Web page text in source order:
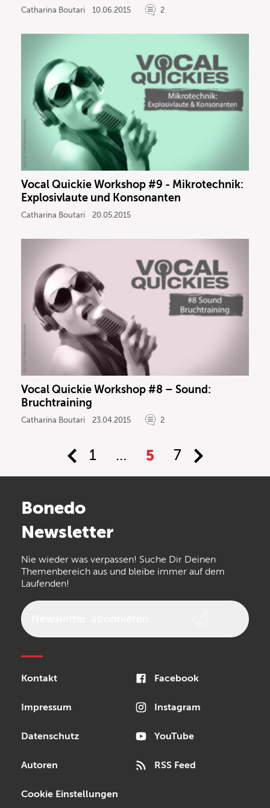
Catharina Boutari 10.06.2015 2
Vocal Quickie Workshop #9 - Mikrotechnik:
Explosivlaute und Konsonanten
Catharina Boutari 20.05.2015
Vocal Quickie Workshop #8 – Sound:
Bruchtraining
Catharina Boutari 23.04.2015 2
1 … 5 7
Bonedo
Newsletter
Nie wieder was verpassen! Suche Dir Deinen
Themenbereich aus und bleibe immer auf dem
Laufenden!
Kontakt
Impressum
Datenschutz
Autoren
Cookie Einstellungen
Facebook
Instagram
YouTube
RSS Feed